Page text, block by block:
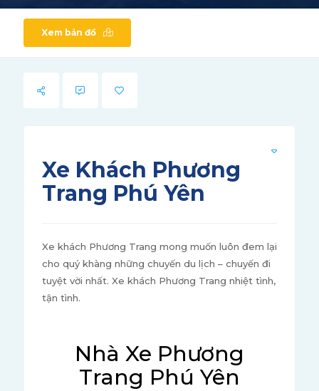
Xem bản đồ
Xe Khách Phương
Trang Phú Yên
Xe khách Phương Trang mong muốn luôn đem lại
cho quý khàng những chuyến du lịch – chuyến đi
tuyệt vời nhất. Xe khách Phương Trang nhiệt tình,
tận tình.
Nhà Xe Phương
Trang Phú Yên